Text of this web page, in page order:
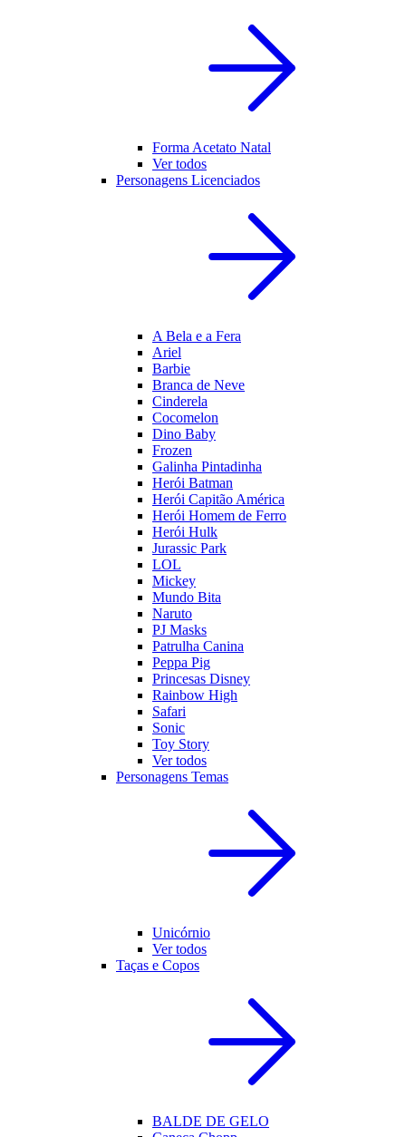
Forma Acetato Natal
Ver todos
Personagens Licenciados
A Bela e a Fera
Ariel
Barbie
Branca de Neve
Cinderela
Cocomelon
Dino Baby
Frozen
Galinha Pintadinha
Herói Batman
Herói Capitão América
Herói Homem de Ferro
Herói Hulk
Jurassic Park
LOL
Mickey
Mundo Bita
Naruto
PJ Masks
Patrulha Canina
Peppa Pig
Princesas Disney
Rainbow High
Safari
Sonic
Toy Story
Ver todos
Personagens Temas
Unicórnio
Ver todos
Taças e Copos
BALDE DE GELO